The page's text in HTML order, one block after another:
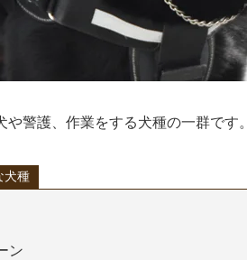
警護、作業をする犬種の一群です。
犬種
ン